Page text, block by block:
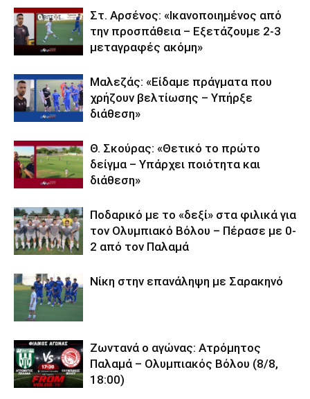
Στ. Αρσένος: «Ικανοποιημένος από
την προσπάθεια – Εξετάζουμε 2-3
μεταγραφές ακόμη»
Μαλεζάς: «Είδαμε πράγματα που
χρήζουν βελτίωσης – Υπήρξε
διάθεση»
Θ. Σκούρας: «Θετικό το πρώτο
δείγμα – Υπάρχει ποιότητα και
διάθεση»
Ποδαρικό με το «δεξί» στα φιλικά για
τον Ολυμπιακό Βόλου – Πέρασε με 0-
2 από τον Παλαμά
Νίκη στην επανάληψη με Σαρακηνό
Ζωντανά ο αγώνας: Ατρόμητος
Παλαμά – Ολυμπιακός Βόλου (8/8,
18:00)